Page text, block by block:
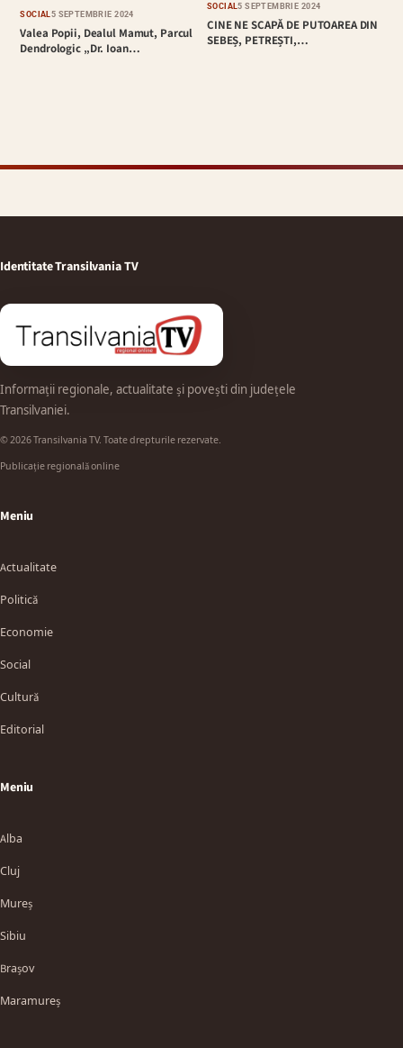
SOCIAL5 SEPTEMBRIE 2024
Valea Popii, Dealul Mamut, Parcul
Dendrologic „Dr. Ioan…
SOCIAL5 SEPTEMBRIE 2024
CINE NE SCAPĂ DE PUTOAREA DIN
SEBEȘ, PETREȘTI,…
Identitate Transilvania TV
Informații regionale, actualitate și povești din județele
Transilvaniei.
© 2026 Transilvania TV. Toate drepturile rezervate.
Publicație regională online
Meniu
Actualitate
Politică
Economie
Social
Cultură
Editorial
Meniu
Alba
Cluj
Mureș
Sibiu
Brașov
Maramureș